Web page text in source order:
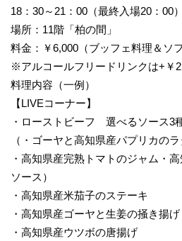
18：30～21：00（最終入場20：00）
場所：11階「柏の間」
料金：￥6,000（ブッフェ料理＆ソ
※アルコールフリードリンクは+￥
料理内容（一例）
【LIVEコーナー】
・ローストビーフ 選べるソース3
（・ゴーヤと高知県産パプリカの
・高知県産完熟トマトのジャム・
ソース）
・高知県産米茄子のステーキ
・高知県産ゴーヤと生姜の掻き揚げ
・高知県産ウツボの唐揚げ